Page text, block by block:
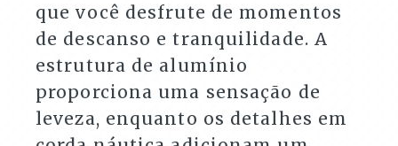
que você desfrute de momentos
de descanso e tranquilidade. A
estrutura de alumínio
proporciona uma sensação de
leveza, enquanto os detalhes em